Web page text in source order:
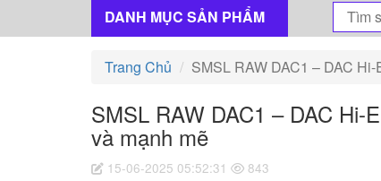
DANH MỤC SẢN PHẨM
Trang Chủ SMSL RAW DAC1 – DAC
SMSL RAW DAC1 – DAC
và mạnh mẽ
15-06-2025 05:52:31 843